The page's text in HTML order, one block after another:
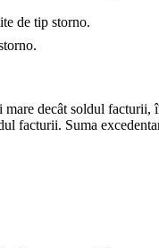
de tip storno.
decât soldul facturii,
facturii. Suma